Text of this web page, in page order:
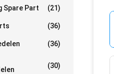
Spare Part (21)
(36)
(36)
(30)